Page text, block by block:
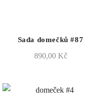
Sada domečků #87
890,00 Kč